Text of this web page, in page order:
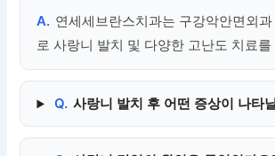
A. 연세세브란스치과는 구강악안면외
로 사랑니 발치 및 다양한 고난도 치료
Q. 사랑니 발치 후 어떤 증상이 나타